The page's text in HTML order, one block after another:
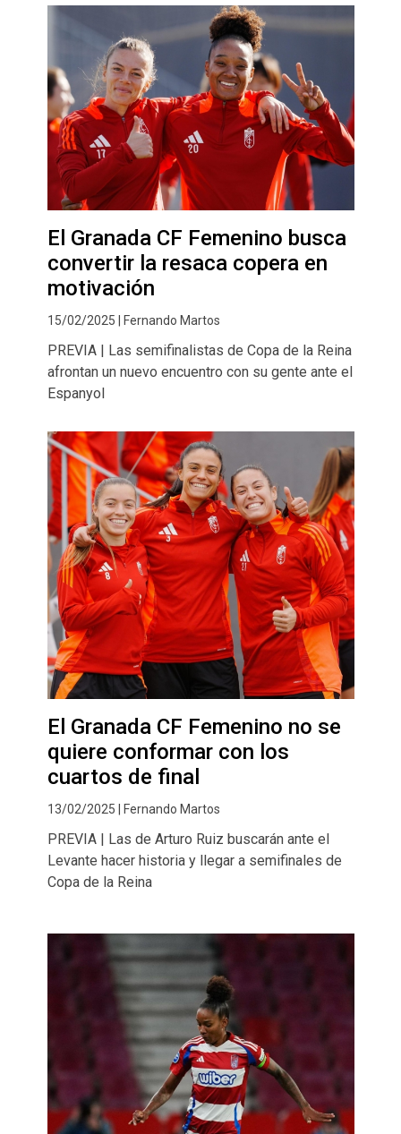
El Granada CF Femenino busca
convertir la resaca copera en
motivación
15/02/2025 | Fernando Martos
PREVIA | Las semifinalistas de Copa de la Reina
afrontan un nuevo encuentro con su gente ante el
Espanyol
El Granada CF Femenino no se
quiere conformar con los
cuartos de final
13/02/2025 | Fernando Martos
PREVIA | Las de Arturo Ruiz buscarán ante el
Levante hacer historia y llegar a semifinales de
Copa de la Reina